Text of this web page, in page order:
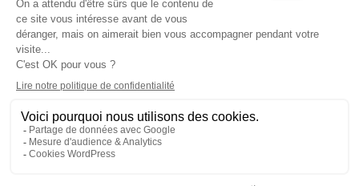
Contactez-nous-Mentions légales-CGV-Politique de
confidentialité-Gestion des cookies